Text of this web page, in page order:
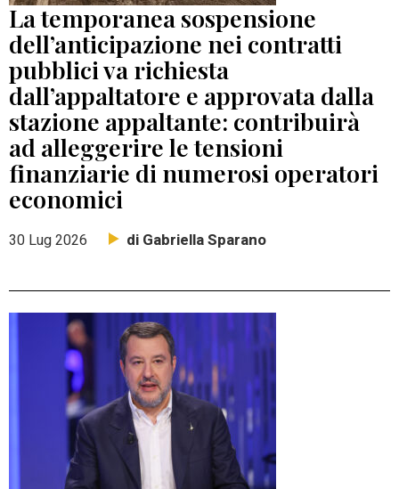
La temporanea sospensione
dell’anticipazione nei contratti
pubblici va richiesta
dall’appaltatore e approvata dalla
stazione appaltante: contribuirà
ad alleggerire le tensioni
finanziarie di numerosi operatori
economici
30 Lug 2026 di Gabriella Sparano